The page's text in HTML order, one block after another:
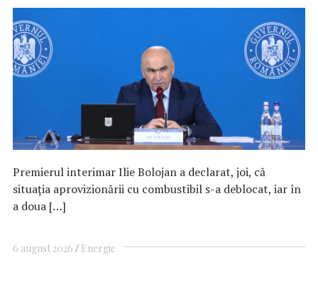
Premierul interimar Ilie Bolojan a declarat, joi, că
situaţia aprovizionării cu combustibil s-a deblocat, iar în
a doua […]
6 august 2026 Energie